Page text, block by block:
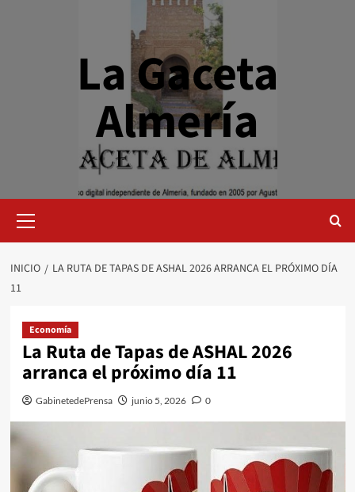
La Gaceta
Almería
primario
INICIO
LA RUTA DE TAPAS DE ASHAL 2026 ARRANCA EL PRÓXIMO DÍA
11
Economía
La Ruta de Tapas de ASHAL 2026
arranca el próximo día 11
GabinetedePrensa junio 5, 2026 0